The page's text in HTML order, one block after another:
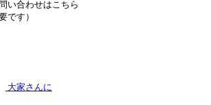
い合わせはこちら
です）
大家さんに